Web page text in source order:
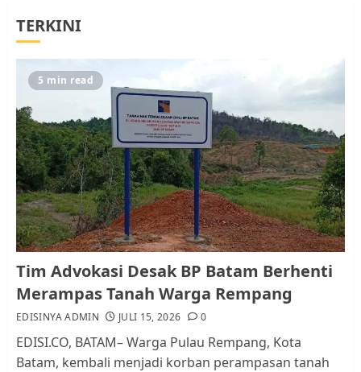
5
1
Pemko Batam Tegaskan RT dan
RW bukan Petugas Pendataan
dan Pemungutan Pajak
AGUSTUS 1, 2026 0
Kader Pajak jadi Penghubung
Pemerintah dan Masyarakat di
Lingkungan RT/RW
AGUSTUS 1, 2026
TERKINI
5 min read
Tim Advokasi Desak BP Batam Berhenti
Merampas Tanah Warga Rempang
EDISINYA ADMIN JULI 15, 2026 0
EDISI.CO, BATAM– Warga Pulau Rempang, Kota
Batam, kembali menjadi korban perampasan tanah